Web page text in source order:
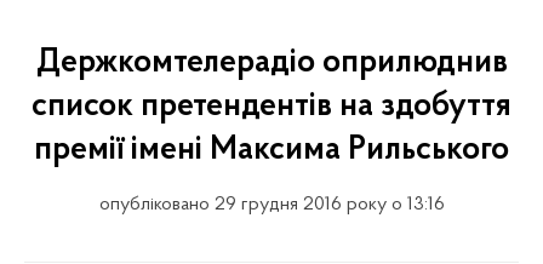
Держкомтелерадіо оприлюднив
список претендентів на здобуття
премії імені Максима Рильського
опубліковано 29 грудня 2016 року о 13:16